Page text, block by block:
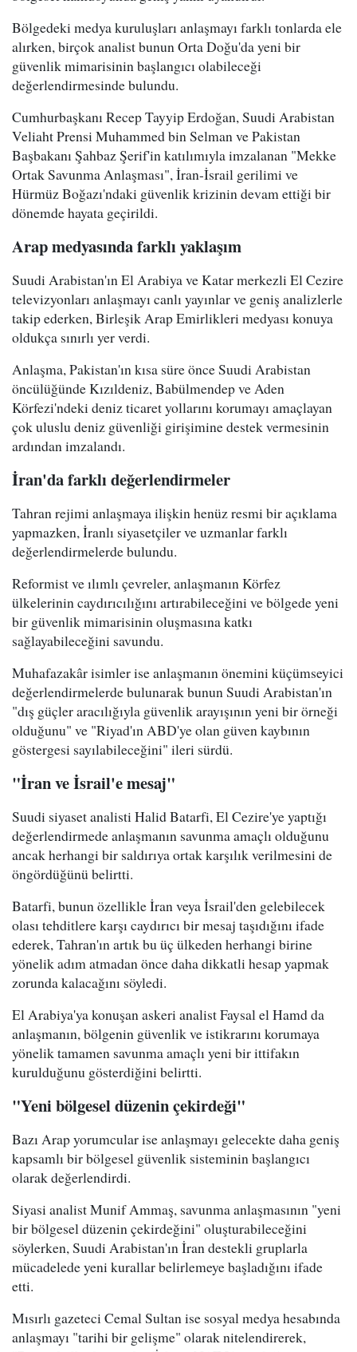
Bölgedeki medya kuruluşları anlaşmayı farklı tonlarda ele
alırken, birçok analist bunun Orta Doğu'da yeni bir
güvenlik mimarisinin başlangıcı olabileceği
değerlendirmesinde bulundu.
Cumhurbaşkanı Recep Tayyip Erdoğan, Suudi Arabistan
Veliaht Prensi Muhammed bin Selman ve Pakistan
Başbakanı Şahbaz Şerif'in katılımıyla imzalanan "Mekke
Ortak Savunma Anlaşması", İran-İsrail gerilimi ve
Hürmüz Boğazı'ndaki güvenlik krizinin devam ettiği bir
dönemde hayata geçirildi.
Arap medyasında farklı yaklaşım
Suudi Arabistan'ın El Arabiya ve Katar merkezli El Cezire
televizyonları anlaşmayı canlı yayınlar ve geniş analizlerle
takip ederken, Birleşik Arap Emirlikleri medyası konuya
oldukça sınırlı yer verdi.
Anlaşma, Pakistan'ın kısa süre önce Suudi Arabistan
öncülüğünde Kızıldeniz, Babülmendep ve Aden
Körfezi'ndeki deniz ticaret yollarını korumayı amaçlayan
çok uluslu deniz güvenliği girişimine destek vermesinin
ardından imzalandı.
İran'da farklı değerlendirmeler
Tahran rejimi anlaşmaya ilişkin henüz resmi bir açıklama
yapmazken, İranlı siyasetçiler ve uzmanlar farklı
değerlendirmelerde bulundu.
Reformist ve ılımlı çevreler, anlaşmanın Körfez
ülkelerinin caydırıcılığını artırabileceğini ve bölgede yeni
bir güvenlik mimarisinin oluşmasına katkı
sağlayabileceğini savundu.
Muhafazakâr isimler ise anlaşmanın önemini küçümseyici
değerlendirmelerde bulunarak bunun Suudi Arabistan'ın
"dış güçler aracılığıyla güvenlik arayışının yeni bir örneği
olduğunu" ve "Riyad'ın ABD'ye olan güven kaybının
göstergesi sayılabileceğini" ileri sürdü.
"İran ve İsrail'e mesaj"
Suudi siyaset analisti Halid Batarfi, El Cezire'ye yaptığı
değerlendirmede anlaşmanın savunma amaçlı olduğunu
ancak herhangi bir saldırıya ortak karşılık verilmesini de
öngördüğünü belirtti.
Batarfi, bunun özellikle İran veya İsrail'den gelebilecek
olası tehditlere karşı caydırıcı bir mesaj taşıdığını ifade
ederek, Tahran'ın artık bu üç ülkeden herhangi birine
yönelik adım atmadan önce daha dikkatli hesap yapmak
zorunda kalacağını söyledi.
El Arabiya'ya konuşan askeri analist Faysal el Hamd da
anlaşmanın, bölgenin güvenlik ve istikrarını korumaya
yönelik tamamen savunma amaçlı yeni bir ittifakın
kurulduğunu gösterdiğini belirtti.
"Yeni bölgesel düzenin çekirdeği"
Bazı Arap yorumcular ise anlaşmayı gelecekte daha geniş
kapsamlı bir bölgesel güvenlik sisteminin başlangıcı
olarak değerlendirdi.
Siyasi analist Munif Ammaş, savunma anlaşmasının "yeni
bir bölgesel düzenin çekirdeğini" oluşturabileceğini
söylerken, Suudi Arabistan'ın İran destekli gruplarla
mücadelede yeni kurallar belirlemeye başladığını ifade
etti.
Mısırlı gazeteci Cemal Sultan ise sosyal medya hesabında
anlaşmayı "tarihi bir gelişme" olarak nitelendirerek,